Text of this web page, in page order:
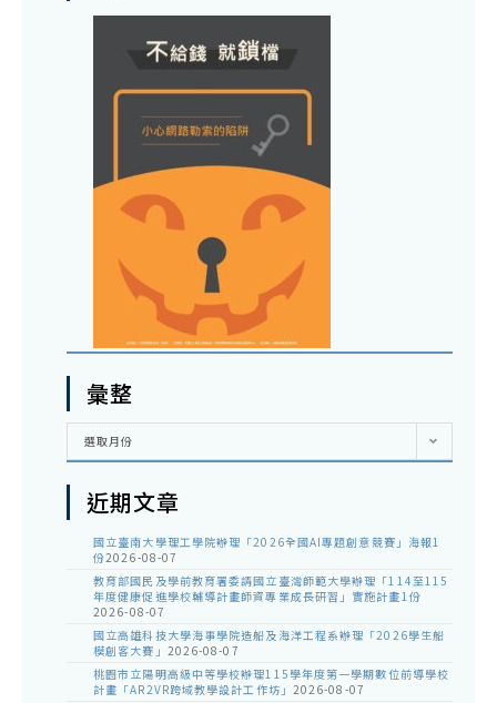
彙整
彙
選取月份
近期文章
國立臺南大學理工學院辦理「2026全國AI專題創意競賽」海報1
份2026-08-07
教育部國民及學前教育署委請國立臺灣師範大學辦理「114至115
年度健康促進學校輔導計畫師資專業成長研習」實施計畫1份
2026-08-07
國立高雄科技大學海事學院造船及海洋工程系辦理「2026學生船
模創客大賽」 2026-08-07
桃園市立陽明高級中等學校辦理115學年度第一學期數位前導學校
計畫「AR2VR跨域教學設計工作坊」 2026-08-07